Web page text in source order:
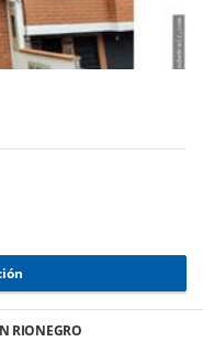
RIONEGRO